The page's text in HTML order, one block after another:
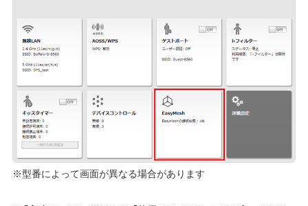
※型番によって画面が異なる場合があります